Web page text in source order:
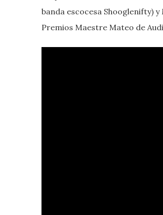
banda escocesa Shooglenifty) y
Premios Maestre Mateo de